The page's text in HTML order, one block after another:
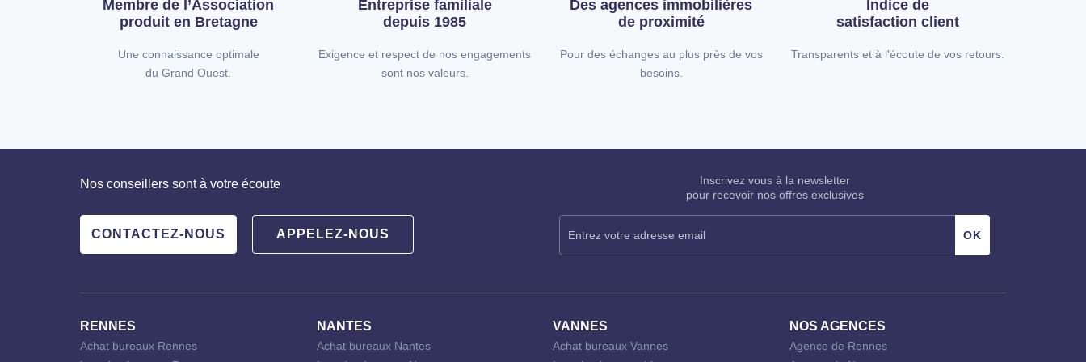
Membre de l’Association
produit en Bretagne
Une connaissance optimale
du Grand Ouest.
Entreprise familiale
depuis 1985
Exigence et respect de nos engagements
sont nos valeurs.
Des agences immobilières
de proximité
Pour des échanges au plus près de vos
besoins.
Indice de
satisfaction client
Transparents et à l'écoute de vos retours.
Nos conseillers sont à votre écoute
CONTACTEZ-NOUS APPELEZ-NOUS
Inscrivez vous à la newsletter
pour recevoir nos offres exclusives
RENNES
Achat bureaux Rennes
NANTES
Achat bureaux Nantes
VANNES
Achat bureaux Vannes
NOS AGENCES
Agence de Rennes